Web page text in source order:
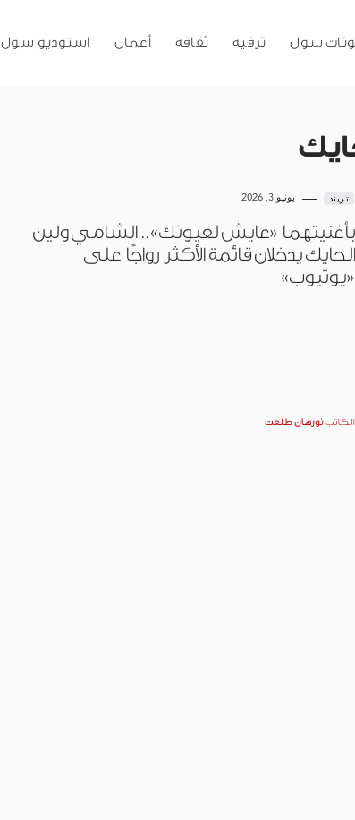
سول ترفيه ثقافة أعمال استوديو سول
تريند يونيو 3, 2026
بأغنيتهما «عايش لعيونك».. الشامي ولين
الحايك يدخلان قائمة الأكثر رواجًا على
«يوتيوب»
الكاتب نورهان طلعت